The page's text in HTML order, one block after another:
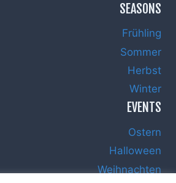
SEASONS
Frühling
Sommer
Herbst
Winter
EVENTS
Ostern
Halloween
Weihnachten